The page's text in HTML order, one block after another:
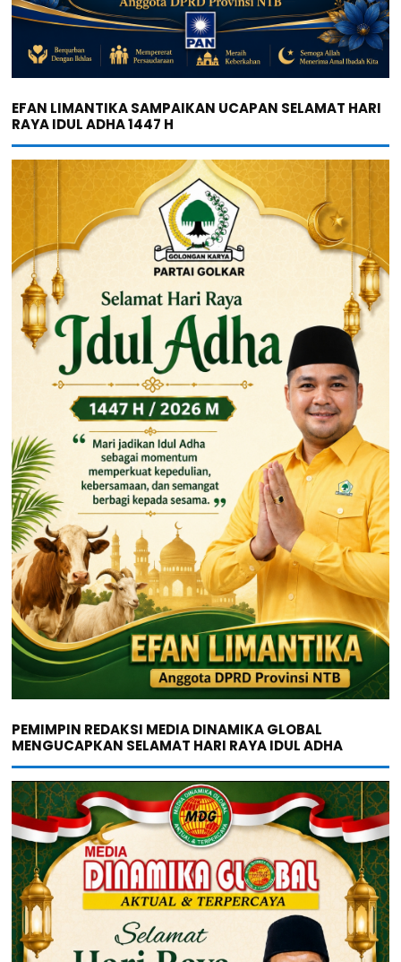
EFAN LIMANTIKA SAMPAIKAN UCAPAN SELAMAT HARI
RAYA IDUL ADHA 1447 H
PEMIMPIN REDAKSI MEDIA DINAMIKA GLOBAL
MENGUCAPKAN SELAMAT HARI RAYA IDUL ADHA